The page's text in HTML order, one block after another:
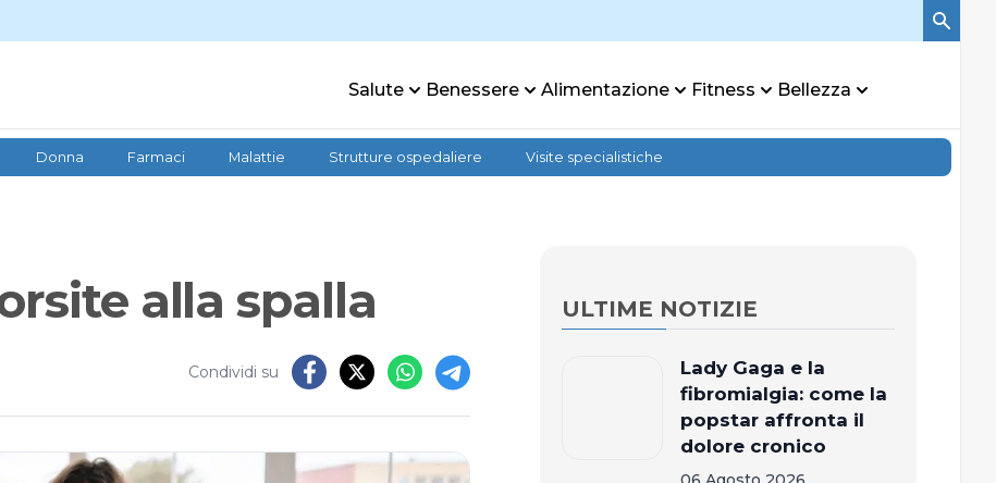
Salute Benessere Alimentazione Fitness Bellezza
Donna Farmaci Malattie Strutture ospedaliere Visite specialistiche
alla spalla
Condividi su
ULTIME NOTIZIE
Lady Gaga e la
fibromialgia: come la
popstar affronta il
dolore cronico